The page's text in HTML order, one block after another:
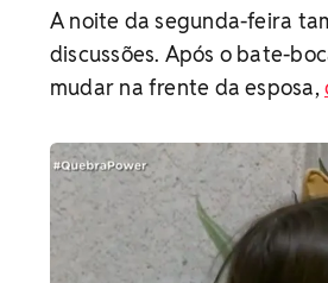
A noite da segunda-feira
discussões. Após o bate-
mudar na frente da esposa,